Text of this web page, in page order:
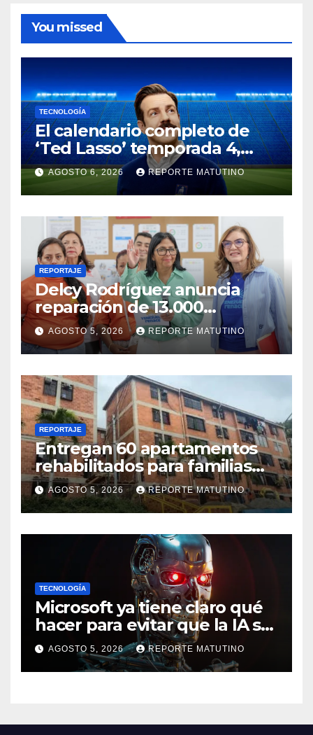
You missed
TECNOLOGÍA
El calendario completo de
‘Ted Lasso’ temporada 4,
explicado: número de
episodios y fechas de
estreno
AGOSTO 6, 2026 REPORTE MATUTINO
REPORTAJE
Delcy Rodríguez anuncia
reparación de 13.000
viviendas afectadas por los
terremotos
AGOSTO 5, 2026 REPORTE MATUTINO
REPORTAJE
Entregan 60 apartamentos
rehabilitados para familias
del urbanismo Ana Victoria
en La Guaira
AGOSTO 5, 2026 REPORTE MATUTINO
TECNOLOGÍA
Microsoft ya tiene claro qué
hacer para evitar que la IA se
salga de control
AGOSTO 5, 2026 REPORTE MATUTINO